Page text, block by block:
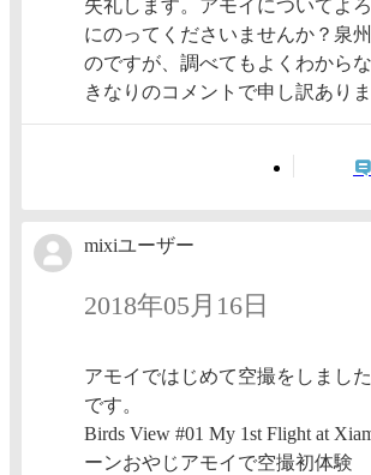
失礼します。アモイについてよ
にのってくださいませんか？泉
のですが、調べてもよくわから
きなりのコメントで申し訳ありま
mixiユーザー
2018年05月16日
アモイではじめて空撮をしまし
です。
Birds View #01 My 1st Flight at
ーンおやじアモイで空撮初体験